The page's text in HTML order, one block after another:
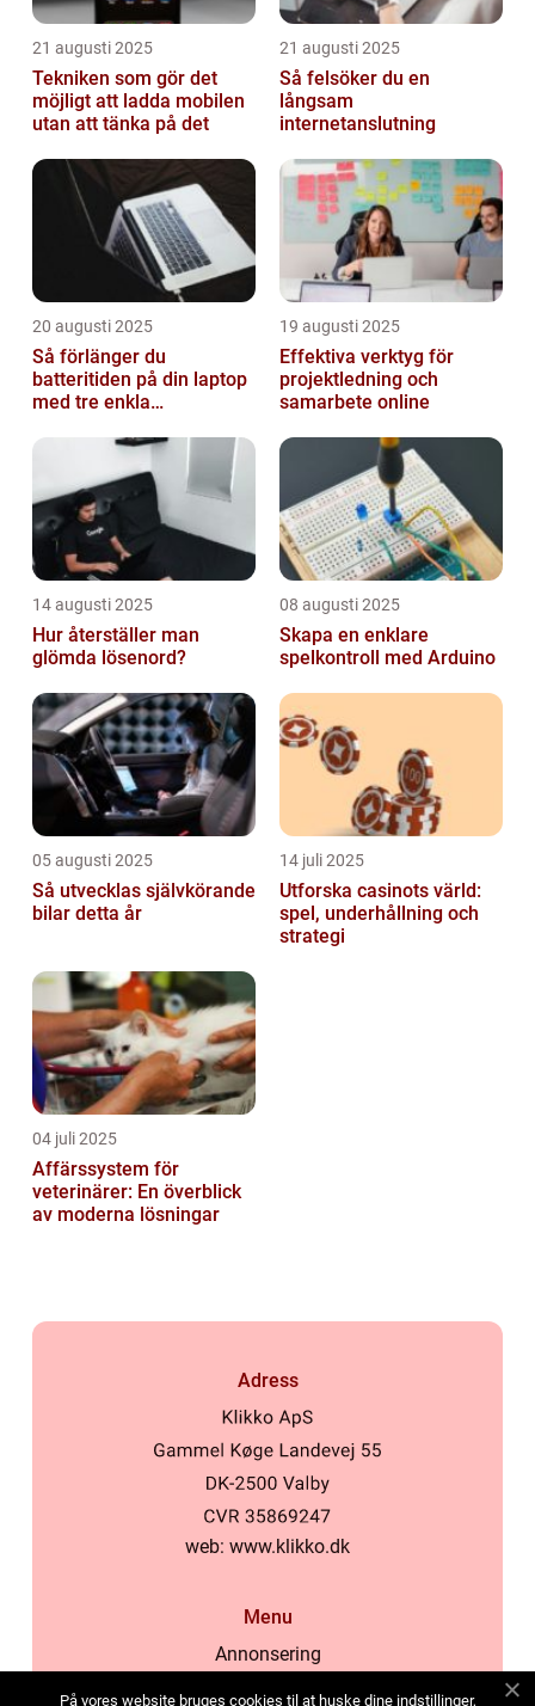
21 augusti 2025
Tekniken som gör det
möjligt att ladda mobilen
utan att tänka på det
21 augusti 2025
Så felsöker du en
långsam
internetanslutning
20 augusti 2025
Så förlänger du
batteritiden på din laptop
med tre enkla
19 augusti 2025
Effektiva verktyg för
projektledning och
samarbete online
14 augusti 2025
Hur återställer man
glömda lösenord?
08 augusti 2025
Skapa en enklare
spelkontroll med Arduino
05 augusti 2025
Så utvecklas självkörande
bilar detta år
14 juli 2025
Utforska casinots värld:
spel, underhållning och
strategi
04 juli 2025
Affärssystem för
veterinärer: En överblick
av moderna lösningar
Adress
web: www.klikko.dk
Menu
Annonsering
På vores website bruges cookies til at huske dine indstillinger,